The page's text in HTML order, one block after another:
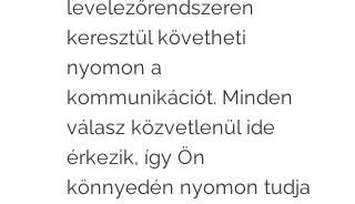
levelezőrendszeren
keresztül követheti
nyomon a
kommunikációt. Minden
válasz közvetlenül ide
érkezik, így Ön
könnyedén nyomon tudja